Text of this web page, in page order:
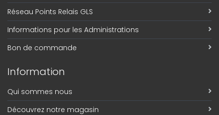
Réseau Points Relais GLS
Informations pour les Administrations
Bon de commande
Information
Qui sommes nous
Découvrez notre magasin